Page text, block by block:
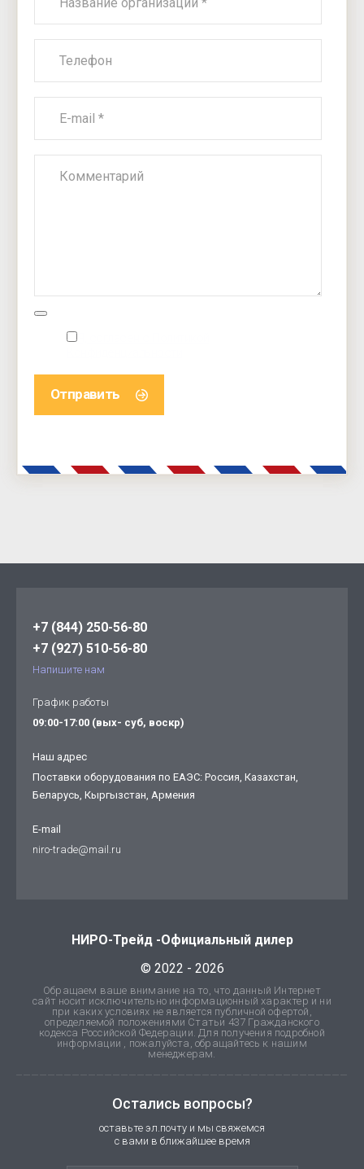
Отправить
+7 (844) 250-56-80
+7 (927) 510-56-80
Напишите нам
График работы
09:00-17:00 (вых- суб, воскр)
Наш адрес
Поставки оборудования по ЕАЭС: Россия, Казахстан,
Беларусь, Кыргызстан, Армения
E-mail
niro-trade@mail.ru
НИРО-Трейд -Официальный дилер
© 2022 - 2026
Обращаем ваше внимание на то, что данный Интернет
сайт носит исключительно информационный характер и ни
при каких условиях не является публичной офертой,
определяемой положениями Статьи 437 Гражданского
кодекса Российской Федерации. Для получения подробной
информации , пожалуйста, обращайтесь к нашим
менеджерам.
Остались вопросы?
оставьте эл.почту и мы свяжемся
с вами в ближайшее время